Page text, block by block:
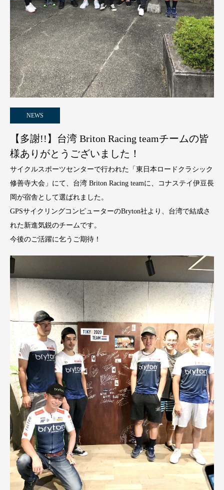
NEWS
【多謝!!】台湾 Briton Racing teamチームの皆
様ありがとうございました！
サイクルスポーツセンターで行われた「東日本ロードクラシック
修善寺大会」にて、台湾 Briton Racing teamに、コナステイ伊豆長
岡が宿舎として選ばれました。
GPSサイクリングコンピューターのBryton社より、台湾で結成さ
れた新進気鋭のチームです。
今後のご活躍に乞うご期待！